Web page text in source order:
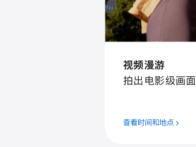
视⁠频漫⁠游
拍⁠出电⁠影⁠级画⁠面
查看时间和地点